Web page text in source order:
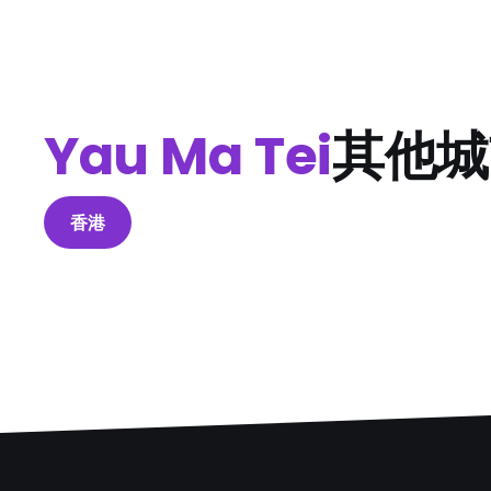
Yau Ma Tei其他
香港